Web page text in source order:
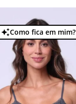
Como fica em mim?